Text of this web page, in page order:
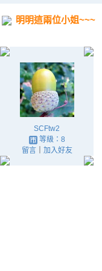
明明這兩位小姐~~~
SCFtw2
等級：8
留言｜ 加入好友